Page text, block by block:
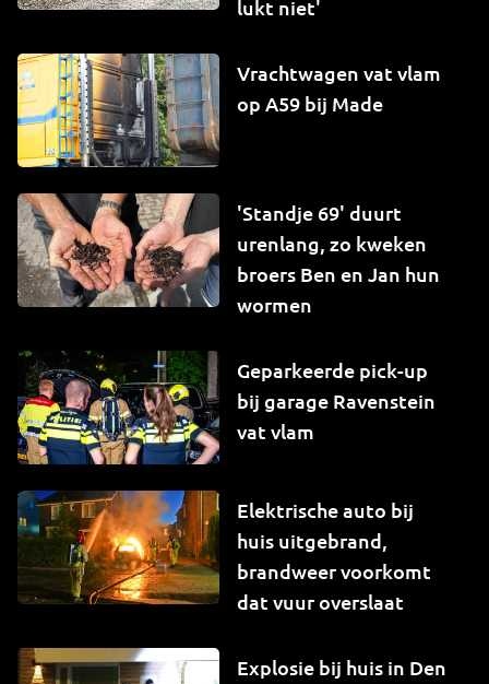
lukt niet'
Vrachtwagen vat vlam
op A59 bij Made
'Standje 69' duurt
urenlang, zo kweken
broers Ben en Jan hun
wormen
Geparkeerde pick-up
bij garage Ravenstein
vat vlam
Elektrische auto bij
huis uitgebrand,
brandweer voorkomt
dat vuur overslaat
Explosie bij huis in Den